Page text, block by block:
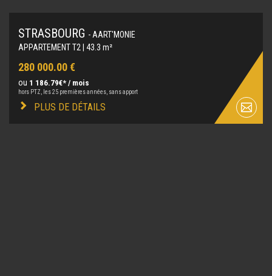
STRASBOURG - AART'MONIE
APPARTEMENT T2 | 43.3 m²
280 000.00 €
ou 1 186.79€* / mois
hors PTZ, les 25 premières années, sans apport
PLUS DE DÉTAILS